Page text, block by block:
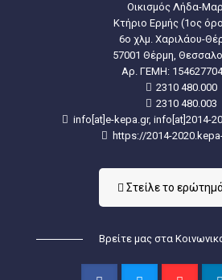
Οικισμός Λήδα-
Κτήριο Ερμής (1ος
6ο χλμ. Χαριλάου-
57001 Θέρμη,
Aρ. ΓΕΜΗ:
2310 480.000
2310 480.003
info[at]e-kepa.gr, info[at]2014-
https://2014-
Στείλε τo
Βρείτε μας στα